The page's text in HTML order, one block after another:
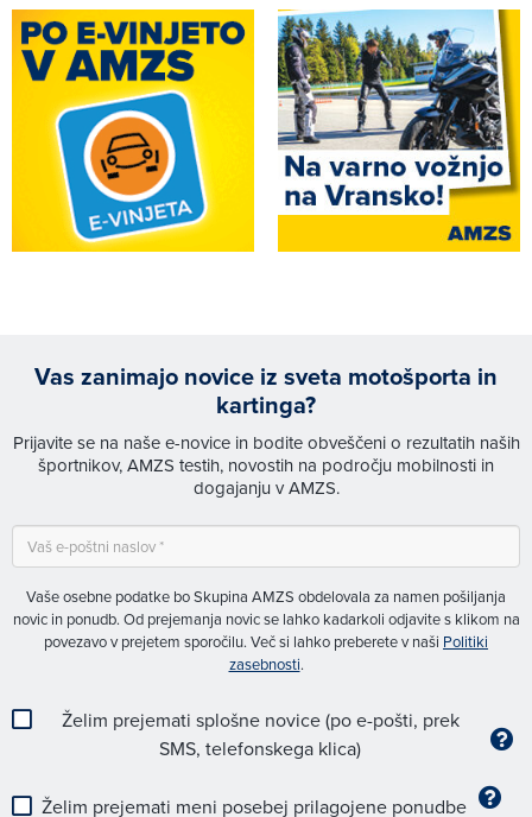
Vas zanimajo novice iz sveta motošporta in
kartinga?
Prijavite se na naše e-novice in bodite obveščeni o rezultatih naših
športnikov, AMZS testih, novostih na področju mobilnosti in
dogajanju v AMZS.
Vaše osebne podatke bo Skupina AMZS obdelovala za namen pošiljanja
novic in ponudb. Od prejemanja novic se lahko kadarkoli odjavite s klikom na
povezavo v prejetem sporočilu. Več si lahko preberete v naši Politiki
zasebnosti.
Želim prejemati splošne novice (po e-pošti, prek
SMS, telefonskega klica)
Želim prejemati meni posebej prilagojene ponudbe